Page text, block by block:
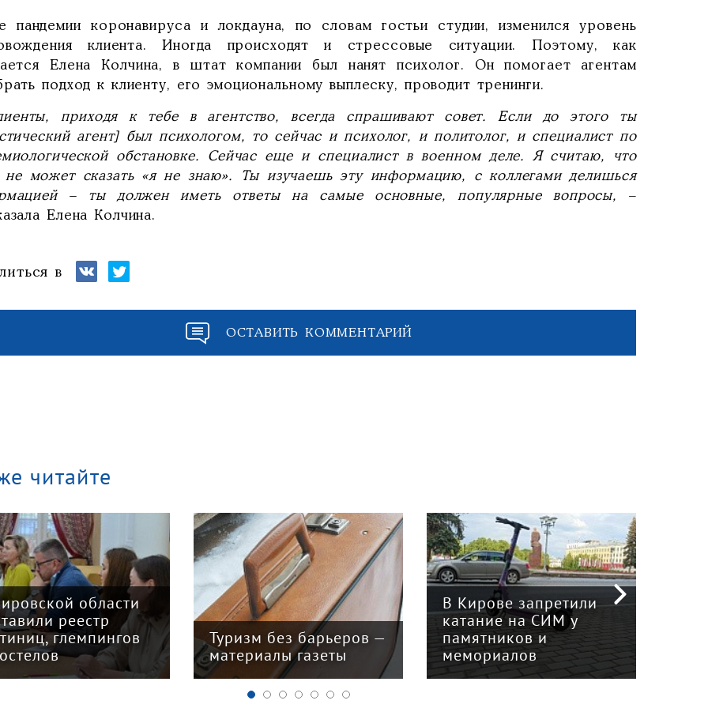
пандемии коронавируса и локдауна, по словам гостьи студии, изменился уровень
клиента. Иногда происходят и стрессовые ситуации. Поэтому, как
Елена Колчина, в штат компании был нанят психолог. Он помогает агентам
подход к клиенту, его эмоциональному выплеску, проводит тренинги.
приходя к тебе в агентство, всегда спрашивают совет. Если до этого ты
агент] был психологом, то сейчас и психолог, и политолог, и специалист по
обстановке. Сейчас еще и специалист в военном деле. Я считаю, что
не может сказать «я не знаю». Ты изучаешь эту информацию, с коллегами делишься
– ты должен иметь ответы на самые основные, популярные вопросы, –
Елена Колчина.
в
ОСТАВИТЬ КОММЕНТАРИЙ
читайте
области
реестр
глемпингов
Туризм без барьеров —
материалы газеты
В Кирове запретили
катание на СИМ у
памятников и
мемориалов